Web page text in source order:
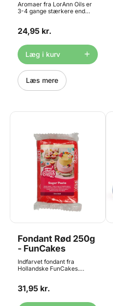
Aromaer fra LorAnn Oils er
3-4 gange stærkere end
brug. Aromaen er velegnet til
frosting, kager, småkager, is
og konfekt. Bemærk at
produktet er stærkt
smagsgivende, og derfor
anbefaler vi at du benytter
engang-pipetter eller
lignende til at dosere med.
24,95 kr.
Læg i kurv
Læs mere
Fondant Rød 250g
- FunCakes
Indfarvet fondant fra
Hollandske FunCakes.
struktur til overtrækning og
smag af vanille. Fondant er
31,95 kr.